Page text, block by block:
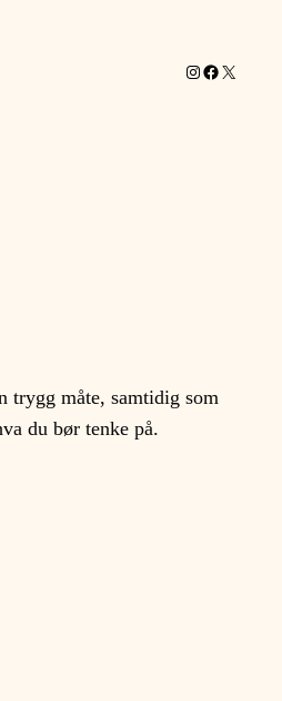
Instagram
Facebook
X
trygg måte, samtidig som
du bør tenke på.